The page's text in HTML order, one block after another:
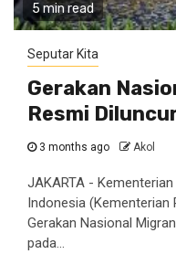
5 min read
Seputar Kita
Gerakan
Resmi
3 months ago Akol
JAKARTA -
Indonesia (Kementerian
Gerakan Nasional
pada...